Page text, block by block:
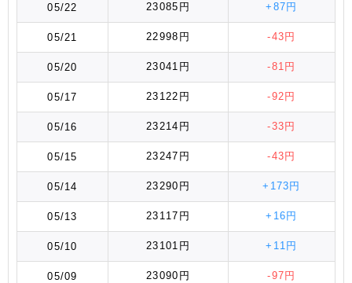
05/22 23085円 +87円
05/21 22998円 -43円
05/20 23041円 -81円
05/17 23122円 -92円
05/16 23214円 -33円
05/15 23247円 -43円
05/14 23290円 +173円
05/13 23117円 +16円
05/10 23101円 +11円
05/09 23090円 -97円